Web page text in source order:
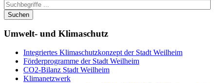
Suchen
Umwelt- und Klimaschutz
Integriertes Klimaschutzkonzept der Stadt Weilheim
Förderprogramme der Stadt Weilheim
CO2-Bilanz Stadt Weilheim
Klimanetzwerk